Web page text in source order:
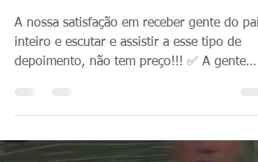
A nossa satisfação em receber gente do país
inteiro e escutar e assistir a esse tipo de
depoimento, não tem preço!!! ✅ A gente